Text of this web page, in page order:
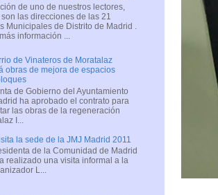
de uno de nuestros lectores,
las direcciones de las 21
Municipales de Distrito de Madrid .
información ...
de Vinateros de Moratalaz
obras de mejora de espacios
de Gobierno del Ayuntamiento
ha aprobado el contrato para
las obras de la regeneración
I...
la sede de la JMJ Madrid 2011
de la Comunidad de Madrid
realizado una visita informal a la
L...